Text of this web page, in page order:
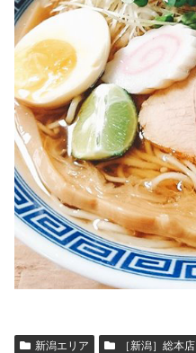
新潟エリア ［新潟］総本店